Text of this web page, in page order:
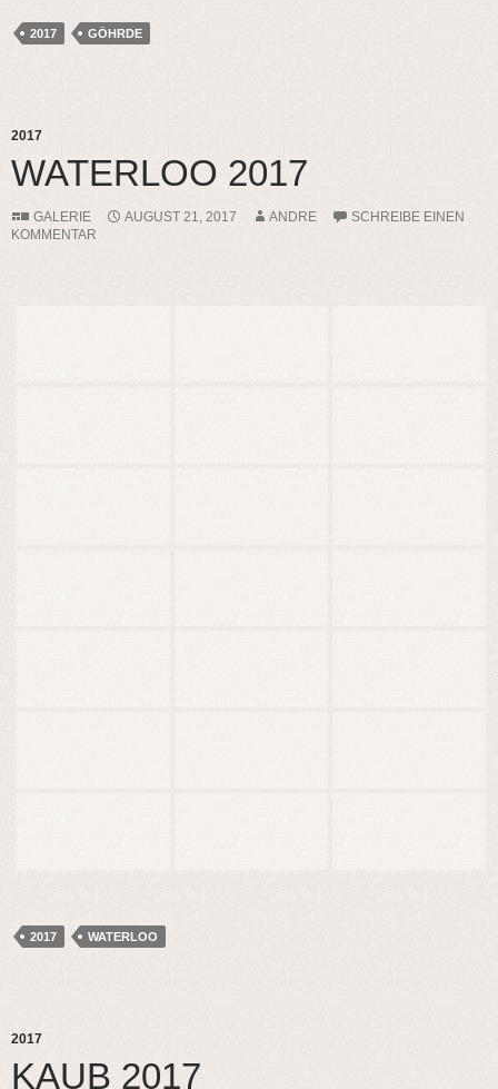
2017 GÖHRDE
2017
WATERLOO 2017
GALERIE AUGUST 21, 2017 ANDRE
SCHREIBE EINEN
KOMMENTAR
2017 WATERLOO
2017
KAUB 2017